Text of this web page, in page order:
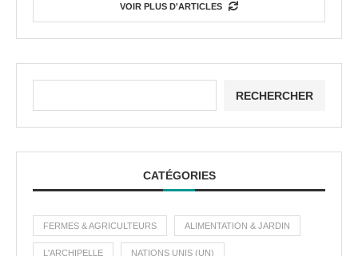
VOIR PLUS D'ARTICLES
RECHERCHER
CATÉGORIES
FERMES & AGRICULTEURS ALIMENTATION & JARDIN
L'ARCHIPELLE NATIONS UNIS (UN)